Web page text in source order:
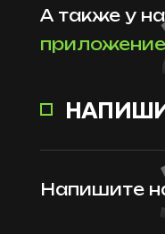
А также у
приложение
Напишите